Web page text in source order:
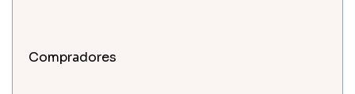
Compradores